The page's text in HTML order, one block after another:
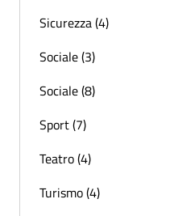
Sicurezza (4)
Sociale (3)
Sociale (8)
Sport (7)
Teatro (4)
Turismo (4)